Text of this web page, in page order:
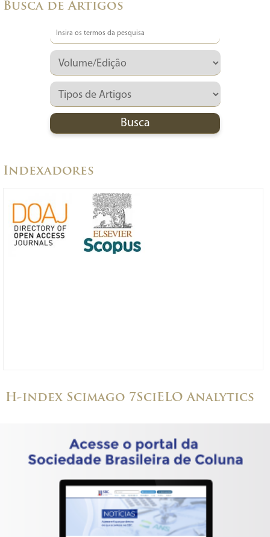
Busca de Artigos
Indexadores
H-index Scimago 7SciELO Analytics